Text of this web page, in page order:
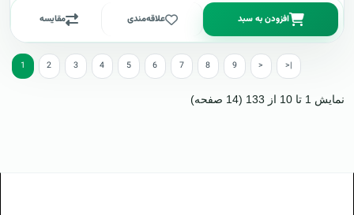
افزودن به سبد علاقه‌مندی مقایسه
1 2 3 4 5 6 7 8 9 > >|
نمایش 1 تا 10 از 133 (14 صفحه)